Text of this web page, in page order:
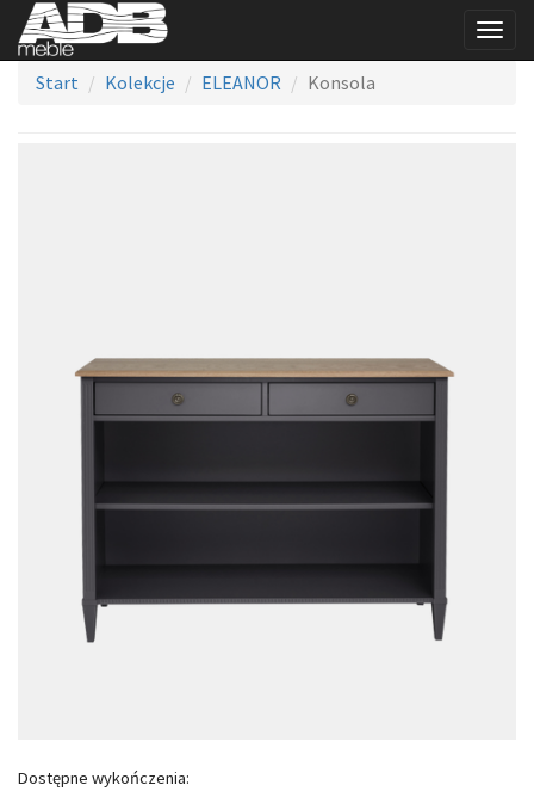
Start
Kolekcje ELEANOR Konsola
Dostępne wykończenia: